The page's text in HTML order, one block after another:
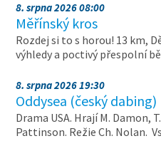
8. srpna 2026 08:00
Měřínský kros
Rozdej si to s horou! 13 km,
výhledy a poctivý přespolní
8. srpna 2026 19:30
Oddysea (český dabing)
Drama USA. Hrají M. Damon,
Pattinson. Režie Ch. Nolan.